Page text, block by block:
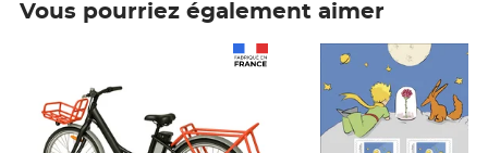
Vous pourriez également aimer
Prix 6,25€ HT